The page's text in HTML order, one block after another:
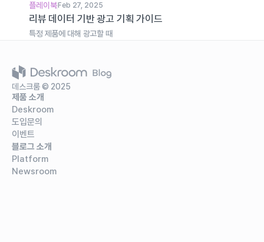
플레이북 Feb 27, 2025
리뷰 데이터 기반 광고 기획 가이드
특정 제품에 대해 광고할 때
데스크룸 © 2025
제품 소개
Deskroom
도입문의
이벤트
블로그 소개
Platform
Newsroom